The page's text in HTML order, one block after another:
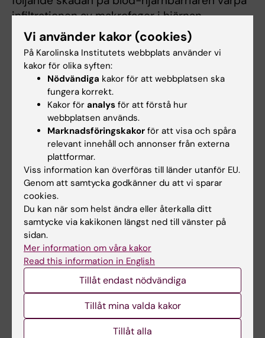
infiltrationen av makrofager i hjärnan
förhindras, säger Lars I Eriksson.
Den aktuella studien visar också att
behandling med denna selektiva stimulering
av en endogen inflammatorisk signalväg ledde
till en nära fullständig normalisering av den
kognitiva förmågan i den postoperativa
perioden. Studien pekar således på hur
utnyttjandet av nya molekylära
antiinflammatoriska mekanismer kan
förhindra kirurgiskt utlöst postoperativ
neuroinflammation och åtföljande svikt i
kognitiv förmåga.
Publikation:
Niccolo Terrando, Lars I Eriksson, Jae Kyu Ryu,
Ting Yang, Claudia Monaco, Marc Feldman,
Malin Jonsson Fagerlund, Israel F Charo,
Katerina Akassoglou, Mervy Maze
Vi använder kakor (cookies)
På Karolinska Institutets webbplats använder vi
kakor för olika syften:
Nödvändiga kakor för att webbplatsen ska
fungera korrekt.
Kakor för analys för att förstå hur
webbplatsen används.
Marknadsföringskakor för att visa och spåra
relevant innehåll och annonser från externa
plattformar.
Viss information kan överföras till länder utanför EU.
Genom att samtycka godkänner du att vi sparar
cookies.
Du kan när som helst ändra eller återkalla ditt
samtycke via kakikonen längst ned till vänster på
sidan.
Mer information om våra kakor
Read this information in English
Tillåt endast nödvändiga
Tillåt mina valda kakor
Tillåt alla